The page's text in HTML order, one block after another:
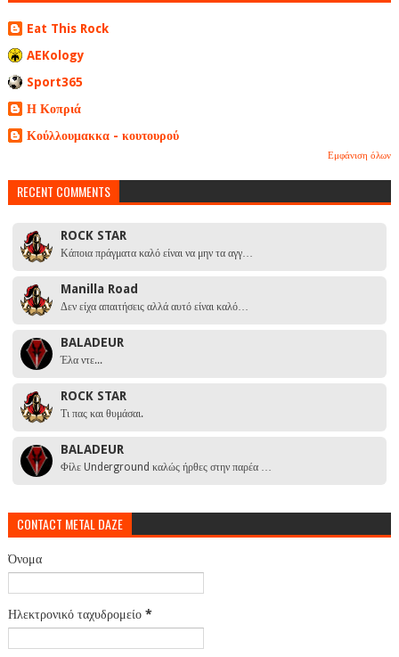
Eat This Rock
AEKology
Sport365
Η Κοπριά
Κούλλουμακκα - κουτουρού
Εμφάνιση όλων
RECENT COMMENTS
ROCK STAR
Κάποια πράγματα καλό είναι να μην τα αγγ…
Manilla Road
Δεν είχα απαιτήσεις αλλά αυτό είναι καλό…
BALADEUR
Έλα ντε...
ROCK STAR
Τι πας και θυμάσαι.
BALADEUR
Φίλε Underground καλώς ήρθες στην παρέα …
CONTACT METAL DAZE
Όνομα
Ηλεκτρονικό ταχυδρομείο *